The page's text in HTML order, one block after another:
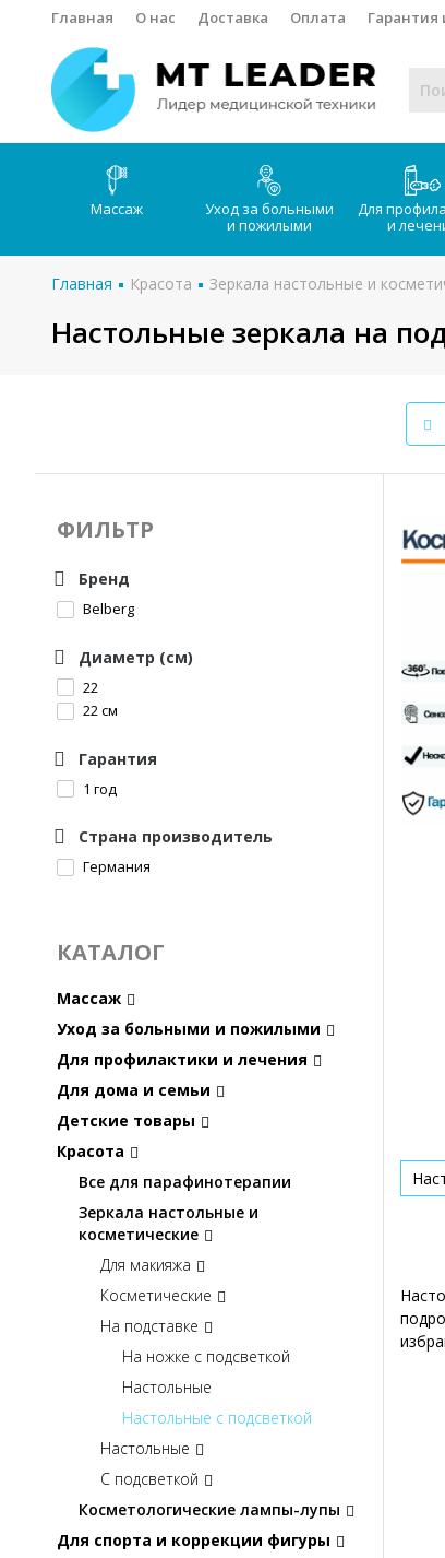
Главная О нас Доставка Оплата Гарантия
Массаж
Уход за больными
и пожилыми
Для
и
Главная Красота Зеркала настольные и
Настольные зеркала на
ФИЛЬТР
Бренд
Belberg
Диаметр (см)
22
22 см
Гарантия
1 год
Страна производитель
Германия
КАТАЛОГ
Массаж
Уход за больными и пожилыми
Для профилактики и лечения
Для дома и семьи
Детские товары
Красота
Все для парафинотерапии
Зеркала настольные и
косметические
Для макияжа
Косметические
На подставке
На ножке с подсветкой
Настольные
Настольные с подсветкой
Настольные
С подсветкой
Косметологические лампы-лупы
Для спорта и коррекции фигуры